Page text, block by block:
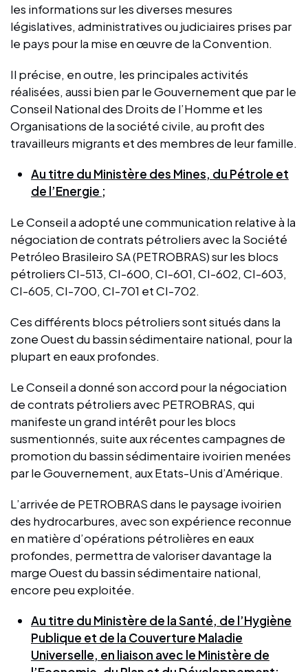
les informations sur les diverses mesures
législatives, administratives ou judiciaires prises par
le pays pour la mise en œuvre de la Convention.
Il précise, en outre, les principales activités
réalisées, aussi bien par le Gouvernement que par le
Conseil National des Droits de l’Homme et les
Organisations de la société civile, au profit des
travailleurs migrants et des membres de leur famille.
Au titre du Ministère des Mines, du Pétrole et
de l’Energie ;
Le Conseil a adopté une communication relative à la
négociation de contrats pétroliers avec la Société
Petróleo Brasileiro SA (PETROBRAS) sur les blocs
pétroliers CI-513, CI-600, CI-601, CI-602, CI-603,
CI-605, CI-700, CI-701 et CI-702.
Ces différents blocs pétroliers sont situés dans la
zone Ouest du bassin sédimentaire national, pour la
plupart en eaux profondes.
Le Conseil a donné son accord pour la négociation
de contrats pétroliers avec PETROBRAS, qui
manifeste un grand intérêt pour les blocs
susmentionnés, suite aux récentes campagnes de
promotion du bassin sédimentaire ivoirien menées
par le Gouvernement, aux Etats-Unis d’Amérique.
L’arrivée de PETROBRAS dans le paysage ivoirien
des hydrocarbures, avec son expérience reconnue
en matière d’opérations pétrolières en eaux
profondes, permettra de valoriser davantage la
marge Ouest du bassin sédimentaire national,
encore peu exploitée.
Au titre du Ministère de la Santé, de l’Hygiène
Publique et de la Couverture Maladie
Universelle, en liaison avec le Ministère de